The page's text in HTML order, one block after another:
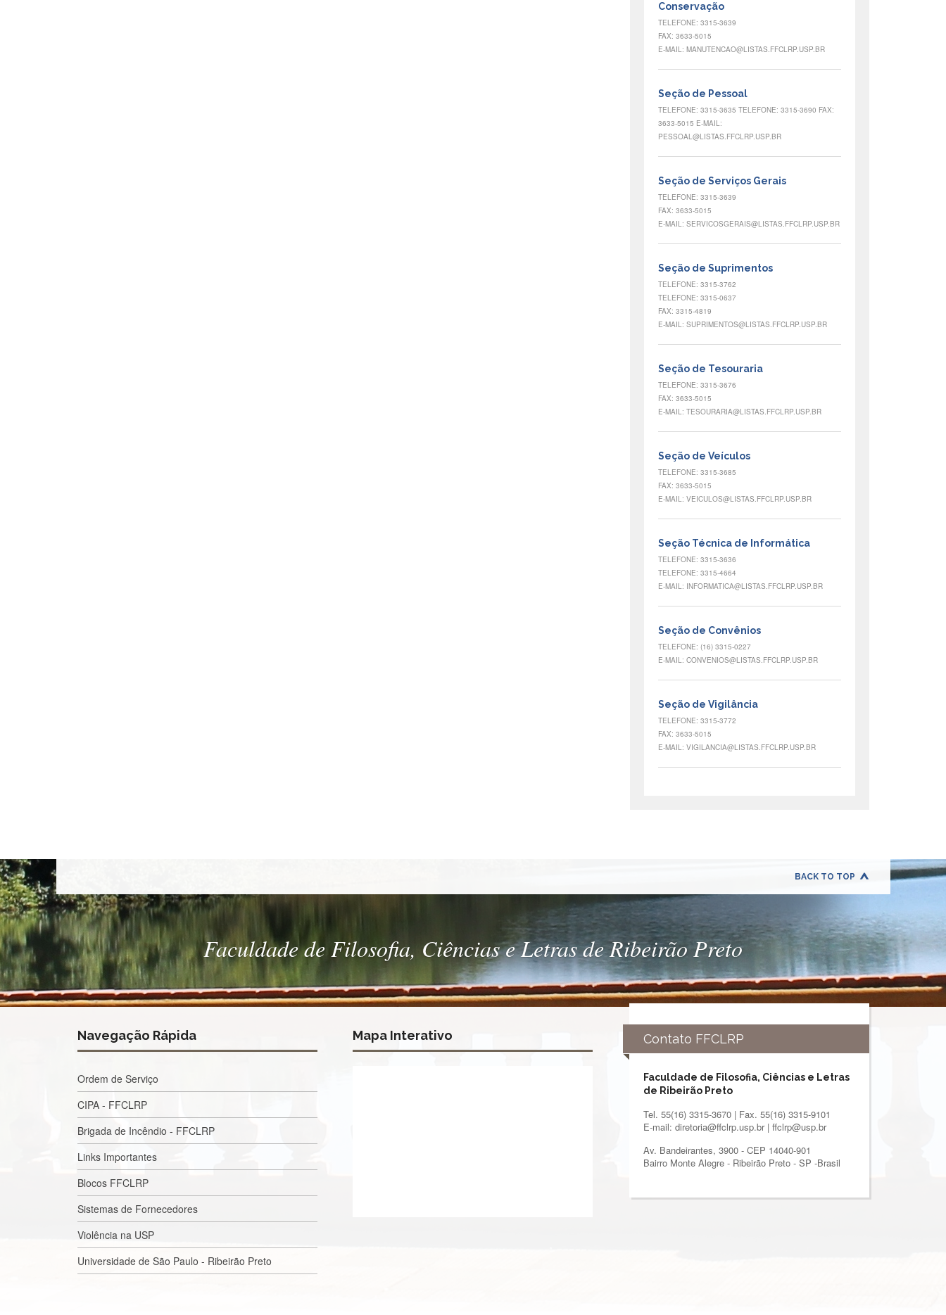
Conservação
TELEFONE: 3315-3639
FAX: 3633-5015
E-MAIL: MANUTENCAO@LISTAS.FFCLRP.USP.BR
Seção de Pessoal
TELEFONE: 3315-3635 TELEFONE: 3315-3690 FAX:
3633-5015 E-MAIL:
PESSOAL@LISTAS.FFCLRP.USP.BR
Seção de Serviços Gerais
TELEFONE: 3315-3639
FAX: 3633-5015
E-MAIL: SERVICOSGERAIS@LISTAS.FFCLRP.USP.BR
Seção de Suprimentos
TELEFONE: 3315-3762
TELEFONE: 3315-0637
FAX: 3315-4819
E-MAIL: SUPRIMENTOS@LISTAS.FFCLRP.USP.BR
Seção de Tesouraria
TELEFONE: 3315-3676
FAX: 3633-5015
E-MAIL: TESOURARIA@LISTAS.FFCLRP.USP.BR
Seção de Veículos
TELEFONE: 3315-3685
FAX: 3633-5015
E-MAIL: VEICULOS@LISTAS.FFCLRP.USP.BR
Seção Técnica de Informática
TELEFONE: 3315-3636
TELEFONE: 3315-4664
E-MAIL: INFORMATICA@LISTAS.FFCLRP.USP.BR
Seção de Convênios
TELEFONE: (16) 3315-0227
E-MAIL: CONVENIOS@LISTAS.FFCLRP.USP.BR
Seção de Vigilância
TELEFONE: 3315-3772
FAX: 3633-5015
E-MAIL: VIGILANCIA@LISTAS.FFCLRP.USP.BR
BACK TO TOP
Faculdade de Filosofia, Ciências e Letras de Ribeirão Preto
Navegação Rápida
Ordem de Serviço
CIPA - FFCLRP
Brigada de Incêndio - FFCLRP
Links Importantes
Blocos FFCLRP
Sistemas de Fornecedores
Violência na USP
Universidade de São Paulo - Ribeirão Preto
Mapa Interativo Contato FFCLRP
Faculdade de Filosofia, Ciências e Letras
de Ribeirão Preto
Tel. 55(16) 3315-3670 | Fax. 55(16) 3315-9101
E-mail: diretoria@ffclrp.usp.br | ffclrp@usp.br
Av. Bandeirantes, 3900 - CEP 14040-901
Bairro Monte Alegre - Ribeirão Preto - SP -Brasil